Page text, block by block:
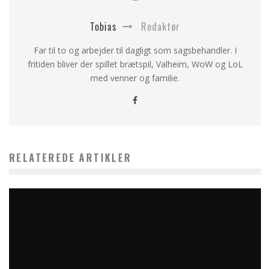
Tobias Redaktør
Far til to og arbejder til dagligt som sagsbehandler. I
fritiden bliver der spillet brætspil, Valheim, WoW og LoL
med venner og familie.
RELATEREDE ARTIKLER